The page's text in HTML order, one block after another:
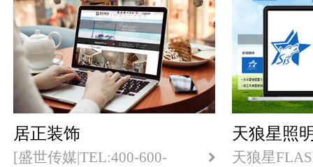
居正装饰
[盛世传媒|TEL:400-600-
天狼星照
天狼星